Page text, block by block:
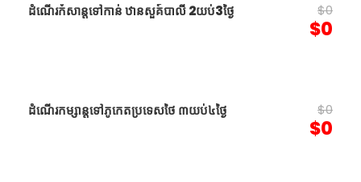
ដំណើរកំសាន្តទៅកាន់ ឋានសួគ៍បាលី 2យប់3ថ្ងៃ $0
$0
ដំណើរកម្សាន្តទៅភូកេតប្រ​ទេសថៃ ៣យប់៤ថ្ងៃ $0
$0